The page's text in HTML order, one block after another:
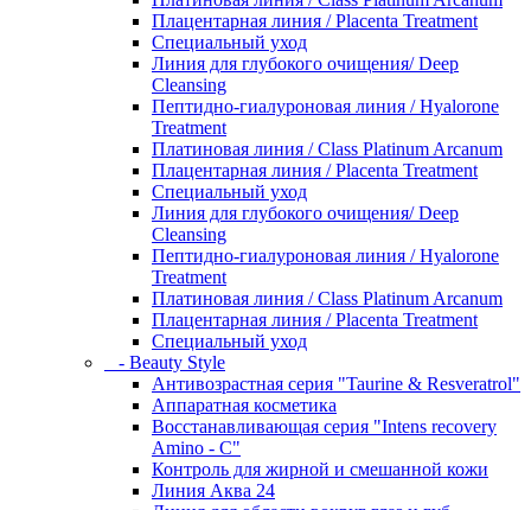
Плацентарная линия / Placenta Treatment
Специальный уход
Линия для глубокого очищения/ Deep
Cleansing
Пептидно-гиалуроновая линия / Hyalorone
Treatment
Платиновая линия / Class Platinum Arcanum
Плацентарная линия / Placenta Treatment
Специальный уход
Линия для глубокого очищения/ Deep
Cleansing
Пептидно-гиалуроновая линия / Hyalorone
Treatment
Платиновая линия / Class Platinum Arcanum
Плацентарная линия / Placenta Treatment
Специальный уход
- Beauty Style
Антивозрастная серия "Taurine & Resveratrol"
Аппаратная косметика
Восстанавливающая серия "Intens recovery
Amino - C"
Контроль для жирной и смешанной кожи
Линия Аква 24